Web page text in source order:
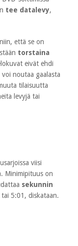
tee datalevy,
että se on
torstaina
eivät ehdi
noutaa gaalasta
tilaisuutta
levyjä tai
viisi
Minimipituus on
sekunnin
5:01, diskataan.